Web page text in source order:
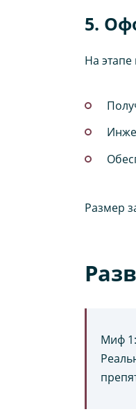
5.
На
Размер
Миф